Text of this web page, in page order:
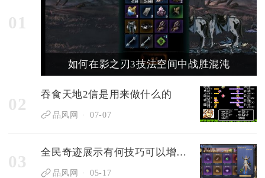
01
如何在影之刃3技法空间中战胜混沌
02 吞食天地2信是用来做什么的
品风网 07-07
03 全民奇迹展示有何技巧可以增加神迹点的数量
品风网 05-17